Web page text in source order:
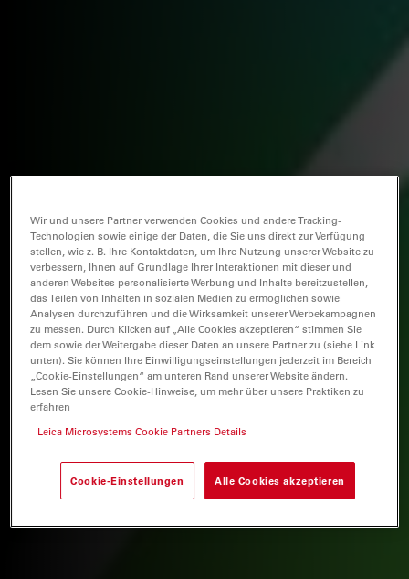
Wir und unsere Partner verwenden Cookies und andere Tracking-
Technologien sowie einige der Daten, die Sie uns direkt zur Verfügung
stellen, wie z. B. Ihre Kontaktdaten, um Ihre Nutzung unserer Website zu
verbessern, Ihnen auf Grundlage Ihrer Interaktionen mit dieser und
anderen Websites personalisierte Werbung und Inhalte bereitzustellen,
das Teilen von Inhalten in sozialen Medien zu ermöglichen sowie
Analysen durchzuführen und die Wirksamkeit unserer Werbekampagnen
zu messen. Durch Klicken auf „Alle Cookies akzeptieren“ stimmen Sie
dem sowie der Weitergabe dieser Daten an unsere Partner zu (siehe Link
unten). Sie können Ihre Einwilligungseinstellungen jederzeit im Bereich
„Cookie-Einstellungen“ am unteren Rand unserer Website ändern.
Lesen Sie unsere Cookie-Hinweise, um mehr über unsere Praktiken zu
erfahren
Leica Microsystems Cookie Partners Details
Cookie-Einstellungen Alle Cookies akzeptieren